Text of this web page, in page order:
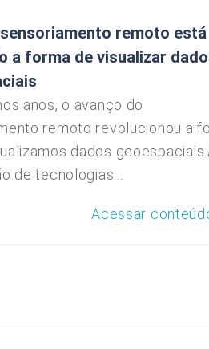
remoto está
a forma de visualizar
anos, o avanço do
remoto revolucionou a
dados
de tecnologias...
Acessar